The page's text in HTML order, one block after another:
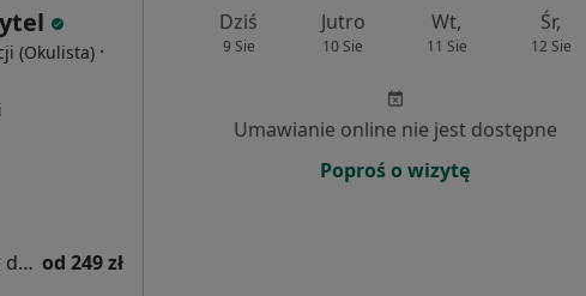
(Okulista) ·
Konsultacja okulistyczna + badanie dna oka od 249 zł
Dziś
9 Sie
Jutro
10 Sie
Wt,
11 Sie
Śr,
12 Sie
Umawianie online nie jest dostępne
Poproś o wizytę